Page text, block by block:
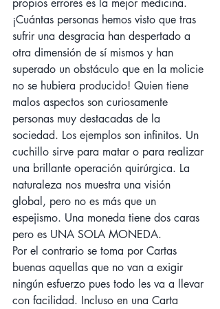
propios errores es la mejor medicina.
¡Cuántas personas hemos visto que tras
sufrir una desgracia han despertado a
otra dimensión de sí mismos y han
superado un obstáculo que en la molicie
no se hubiera producido! Quien tiene
malos aspectos son curiosamente
personas muy destacadas de la
sociedad. Los ejemplos son infinitos. Un
cuchillo sirve para matar o para realizar
una brillante operación quirúrgica. La
naturaleza nos muestra una visión
global, pero no es más que un
espejismo. Una moneda tiene dos caras
pero es UNA SOLA MONEDA.
Por el contrario se toma por Cartas
buenas aquellas que no van a exigir
ningún esfuerzo pues todo les va a llevar
con facilidad. Incluso en una Carta